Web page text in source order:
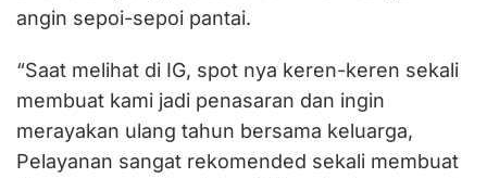
angin sepoi-sepoi pantai.
“Saat melihat di IG, spot nya keren-keren sekali
membuat kami jadi penasaran dan ingin
merayakan ulang tahun bersama keluarga,
Pelayanan sangat rekomended sekali membuat